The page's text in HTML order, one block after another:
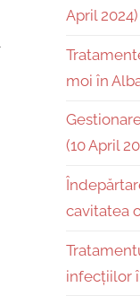
April 2024)
moi în
(10 April
cavitatea
infecțiilor